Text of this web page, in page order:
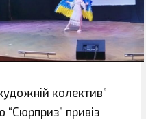
колектив”
привіз